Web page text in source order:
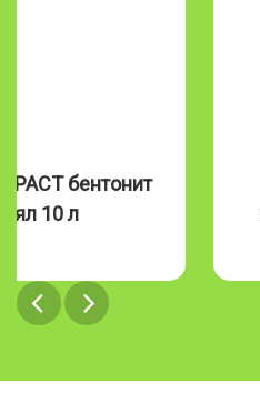
бентонит
бял 10 л